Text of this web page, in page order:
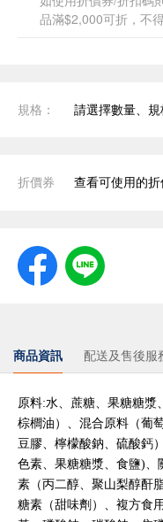
品滿$2,000可折，不
規格： 請選擇數量、
折價券 查看可使用的折
商品資訊 配送及售後服
原料:水、蔗糖、果糖糖漿
棕櫚油）、混合原料（葡
豆膠、檸檬酸鈉、硫酸鈣
色素、果糖糖漿、食鹽)、
素（丙二醇、聚山梨醇酐
糖素（甜味劑）、複方食